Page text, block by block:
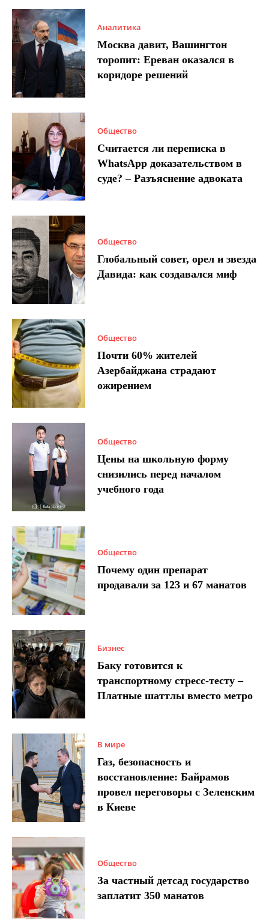
Аналитика
Москва давит, Вашингтон
торопит: Ереван оказался в
коридоре решений
Общество
Считается ли переписка в
WhatsApp доказательством в
суде? – Разъяснение адвоката
Общество
Глобальный совет, орел и звезда
Давида: как создавался миф
Общество
Почти 60% жителей
Азербайджана страдают
ожирением
Общество
Цены на школьную форму
снизились перед началом
учебного года
Общество
Почему один препарат
продавали за 123 и 67 манатов
Бизнес
Баку готовится к
транспортному стресс-тесту –
Платные шаттлы вместо метро
В мире
Газ, безопасность и
восстановление: Байрамов
провел переговоры с Зеленским
в Киеве
Общество
За частный детсад государство
заплатит 350 манатов